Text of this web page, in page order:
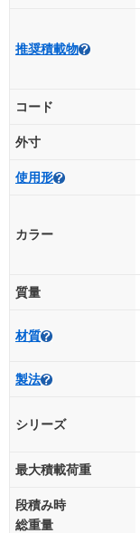
推奨積載物
コード
外寸
使用形
カラー
質量
材質
製法
シリーズ
最大積載荷重
段積み時
総重量